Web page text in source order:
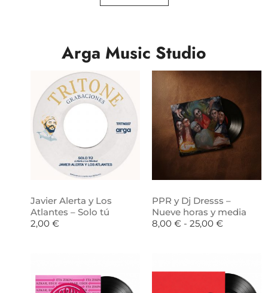
Arga Music Studio
Javier Alerta y Los
Atlantes – Solo tú
2,00 €
PPR y Dj Dresss –
Nueve horas y media
8,00 € - 25,00 €